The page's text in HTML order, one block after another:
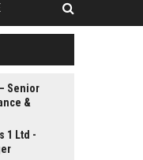
Senior
&
1 Ltd -